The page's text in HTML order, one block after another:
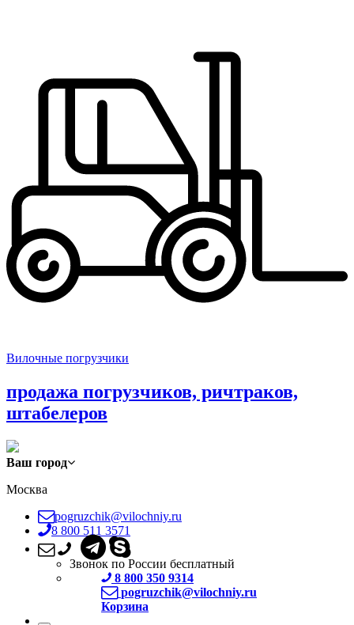
Вилочные погрузчики
продажа погрузчиков, ричтраков,
штабелеров
Ваш город
Москва
pogruzchik@vilochniy.ru
8 800 511 3571
Звонок по России бесплатный
8 800 350 9314
pogruzchik@vilochniy.ru
Корзина